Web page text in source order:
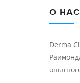
О НАС
Derma